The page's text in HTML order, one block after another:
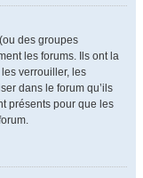
des groupes
les forums. Ils ont la
verrouiller, les
dans le forum qu’ils
présents pour que les